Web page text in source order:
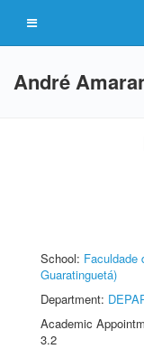
André
School: Faculdade
Guaratinguetá)
Department:
Academic
3.2